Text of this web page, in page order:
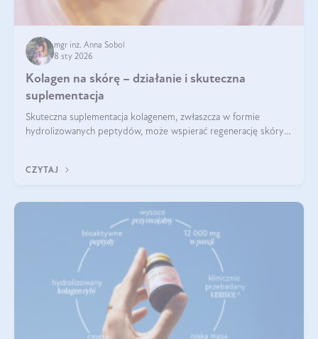
mgr inż. Anna Sobol
8 sty 2026
Kolagen na skórę – działanie i skuteczna
suplementacja
Skuteczna suplementacja kolagenem, zwłaszcza w formie
hydrolizowanych peptydów, może wspierać regenerację skóry i
CZYTAJ